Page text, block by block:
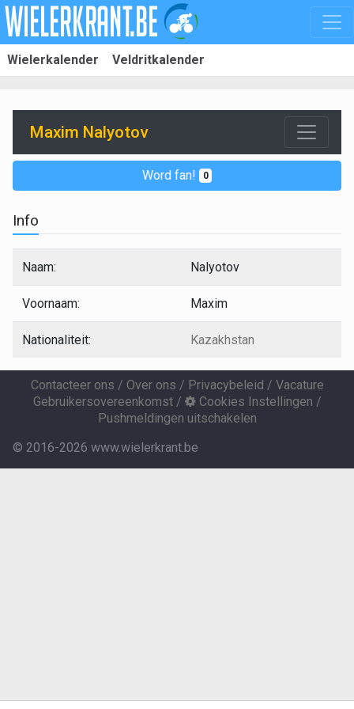
Wielerkalender Veldritkalender
Maxim Nalyotov
Word fan! 0
Info
Naam: Nalyotov
Voornaam: Maxim
Nationaliteit: Kazakhstan
Contacteer ons / Over ons / Privacybeleid / Vacature
Gebruikersovereenkomst/ Cookies Instellingen /
Pushmeldingen uitschakelen
© 2016-2026 www.wielerkrant.be